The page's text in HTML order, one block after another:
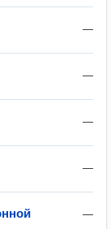
—
—
—
—
—